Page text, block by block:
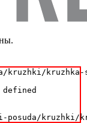
posuda/